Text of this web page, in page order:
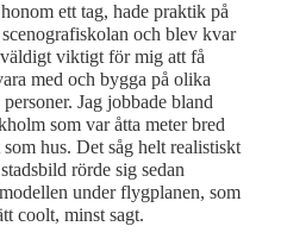
ett tag, hade praktik på
och blev kvar
viktigt för mig att få
med och bygga på olika
Jag jobbade bland
som var åtta meter bred
hus. Det såg helt realistiskt
rörde sig sedan
under flygplanen, som
coolt, minst sagt.